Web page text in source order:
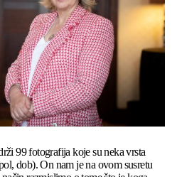
99 fotografija koje su neka vrsta
dob). On nam je na ovom susretu